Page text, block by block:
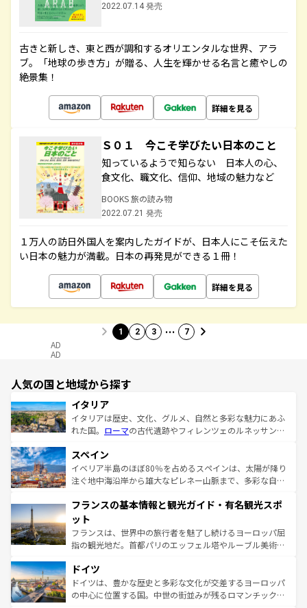
2022.07.14 発売
古きと新しき、東と西が調和するオリエンタルな世界、アラ
ブ。「地球の歩き方」が贈る、人生を輝かせる名言と癒やしの
絶景集！
詳細を見る
Ｓ０１ 今こそ学びたい日本のこと
知っているようで知らない 日本人の心、
食文化、職文化、信仰、地域の魅力など
BOOKS 旅の読み物
2022.07.21 発売
１万人の訪日外国人を案内したガイドが、日本人にこそ伝えた
い日本の魅力が満載。日本の再発見ができる１冊！
詳細を見る
1 2 3 … 7
AD
AD
人気の国と地域から探す
イタリア
イタリアは歴史、文化、グルメ、自然と多彩な魅力にあふ
れた国。 ローマの古代遺跡やフィレンツェのルネッサンス
ろん、トスカーナの美しい田園風景やアマルフィ海岸の絶
景など、自然景観も見逃せない。観光の合間には、本場の
ピザやパスタなど、絶品のイタリア料理を堪能することも
ませてくれるイタリアで、忘れられない旅をしてみよう！
なお、新着のイタリア情報は
しい。
スペイン
イベリア半島のほぼ80％を占めるスペインは、太陽が降り
注ぐ地中海沿岸から雄大なピレネー山脈まで、多彩な自然
文化が根付くこの国では、情熱的なフラメンコ、熱気あふ
れる闘牛、そして美味しいタパスが生活の一部となってい
る。首都マドリードの洗練された雰囲気や、バルセロナの
アートに溢れた街角から、地方では古代ローマ遺跡や中世
せる。地方によって風土や気候が異なるスペインはその個
性で訪れる人を魅了する。 なお、新着のスペイン情報は コ
ンテンツ一覧を参照してほしい。
フランスの基本情報と観光ガイド・有名観光スポ
ット
フランスは、世界中の旅行者を魅了し続けるヨーロッパ屈
指の観光地だ。首都パリのエッフェル塔やルーブル美術館
で、幅広い魅力が詰まっている。華麗な宮殿、歴史的な大
聖堂、美しいビーチ、そして豊かな自然が、訪れる者を心
から魅了する。また、フランスは美食の国としても知ら
ドイツ
ドイツは、豊かな歴史と多彩な文化が交差するヨーロッパ
の中心に位置する国。中世の街並みが残るロマンチック街